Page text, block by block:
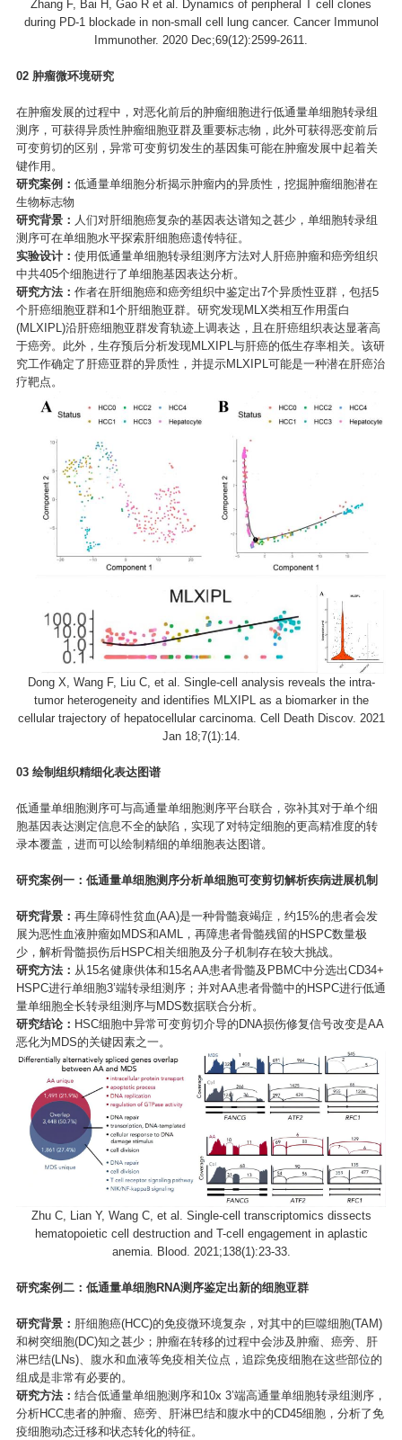
Zhang F, Bai H, Gao R et al. Dynamics of peripheral T cell clones
during PD-1 blockade in non-small cell lung cancer. Cancer Immunol
Immunother. 2020 Dec;69(12):2599-2611.
02 肿瘤微环境研究
在肿瘤发展的过程中，对恶化前后的肿瘤细胞进行低通量单细胞转录组
测序，可获得异质性肿瘤细胞亚群及重要标志物，此外可获得恶变前后
可变剪切的区别，异常可变剪切发生的基因集可能在肿瘤发展中起着关
键作用。
研究案例： 低通量单细胞分析揭示肿瘤内的异质性，挖掘肿瘤细胞潜在
生物标志物
研究背景： 人们对肝细胞癌复杂的基因表达谱知之甚少，单细胞转录组
测序可在单细胞水平探索肝细胞癌遗传特征。
实验设计： 使用低通量单细胞转录组测序方法对人肝癌肿瘤和癌旁组织
中共405个细胞进行了单细胞基因表达分析。
研究方法： 作者在肝细胞癌和癌旁组织中鉴定出7个异质性亚群，包括5
个肝癌细胞亚群和1个肝细胞亚群。研究发现MLX类相互作用蛋白
(MLXIPL)沿肝癌细胞亚群发育轨迹上调表达，且在肝癌组织表达显著高
于癌旁。此外，生存预后分析发现MLXIPL与肝癌的低生存率相关。该研
究工作确定了肝癌亚群的异质性，并提示MLXIPL可能是一种潜在肝癌治
疗靶点。
Dong X, Wang F, Liu C, et al. Single-cell analysis reveals the intra-
tumor heterogeneity and identifies MLXIPL as a biomarker in the
cellular trajectory of hepatocellular carcinoma. Cell Death Discov. 2021
Jan 18;7(1):14.
03 绘制组织精细化表达图谱
低通量单细胞测序可与高通量单细胞测序平台联合，弥补其对于单个细
胞基因表达测定信息不全的缺陷，实现了对特定细胞的更高精准度的转
录本覆盖，进而可以绘制精细的单细胞表达图谱。
研究案例一：低通量单细胞测序分析单细胞可变剪切解析疾病进展机制
研究背景： 再生障碍性贫血(AA)是一种骨髓衰竭症，约15%的患者会发
展为恶性血液肿瘤如MDS和AML，再障患者骨髓残留的HSPC数量极
少，解析骨髓损伤后HSPC相关细胞及分子机制存在较大挑战。
研究方法： 从15名健康供体和15名AA患者骨髓及PBMC中分选出CD34+
HSPC进行单细胞3’端转录组测序；并对AA患者骨髓中的HSPC进行低通
量单细胞全长转录组测序与MDS数据联合分析。
研究结论： HSC细胞中异常可变剪切介导的DNA损伤修复信号改变是AA
恶化为MDS的关键因素之一。
Zhu C, Lian Y, Wang C, et al. Single-cell transcriptomics dissects
hematopoietic cell destruction and T-cell engagement in aplastic
anemia. Blood. 2021;138(1):23-33.
研究案例二：低通量单细胞RNA测序鉴定出新的细胞亚群
研究背景： 肝细胞癌(HCC)的免疫微环境复杂，对其中的巨噬细胞(TAM)
和树突细胞(DC)知之甚少；肿瘤在转移的过程中会涉及肿瘤、癌旁、肝
淋巴结(LNs)、腹水和血液等免疫相关位点，追踪免疫细胞在这些部位的
组成是非常有必要的。
研究方法： 结合低通量单细胞测序和10x 3’端高通量单细胞转录组测序，
分析HCC患者的肿瘤、癌旁、肝淋巴结和腹水中的CD45细胞，分析了免
疫细胞动态迁移和状态转化的特征。